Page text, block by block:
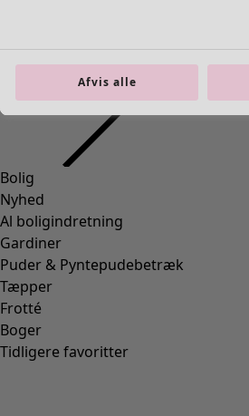
BoligÅbn menu Bolig
Bolig
Nyhed
Al boligindretning
Gardiner
Puder & Pyntepudebetræk
Tæpper
Frotté
Boger
Tidligere favoritter
Afvis alle